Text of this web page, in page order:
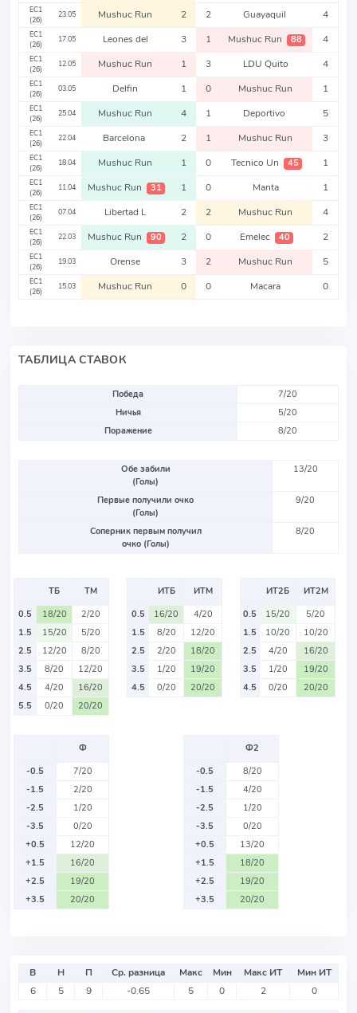
EC1
(26)
23.05 Mushuc Run 2 2 Guayaquil 4
EC1
(26)
17.05 Leones del 3 1 Mushuc Run 88 4
EC1
(26)
12.05 Mushuc Run 1 3 LDU Quito 4
EC1
(26)
03.05 Delfin 1 0 Mushuc Run 1
EC1
(26)
25.04 Mushuc Run 4 1 Deportivo 5
EC1
(26)
22.04 Barcelona 2 1 Mushuc Run 3
EC1
(26)
18.04 Mushuc Run 1 0 Tecnico Un 45 1
EC1
(26)
11.04 Mushuc Run 31 1 0 Manta 1
EC1
(26)
07.04 Libertad L 2 2 Mushuc Run 4
EC1
(26)
22.03 Mushuc Run 90 2 0 Emelec 40 2
EC1
(26)
19.03 Orense 3 2 Mushuc Run 5
EC1
(26)
15.03 Mushuc Run 0 0 Macara 0
ТАБЛИЦА СТАВОК
Победа
7/20
Ничья
5/20
Поражение
8/20
Обе забили
(Голы)
13/20
Первые получили очко
(Голы)
9/20
Соперник первым получил
очко (Голы)
8/20
ТБ
ТМ
0.5
18/20
2/20
1.5
15/20
5/20
2.5
12/20
8/20
3.5
8/20
12/20
4.5
4/20
16/20
5.5
0/20 20/20
ИТБ
ИТМ
0.5
16/20
4/20
1.5
8/20
12/20
2.5
2/20
18/20
3.5
1/20
19/20
4.5
0/20 20/20
ИТ2Б
ИТ2М
0.5
15/20
5/20
1.5
10/20
10/20
2.5
4/20
16/20
3.5
1/20
19/20
4.5
0/20 20/20
Ф
-0.5
7/20
-1.5
2/20
-2.5
1/20
-3.5
0/20
+0.5
12/20
+1.5
16/20
+2.5
19/20
+3.5
20/20
Ф2
-0.5
8/20
-1.5
4/20
-2.5
1/20
-3.5
0/20
+0.5
13/20
+1.5
18/20
+2.5
19/20
+3.5
20/20
В Н П Ср. разница Макс Мин Макс ИТ
Мин ИТ
6
5 9 -0.65 5 0 2 0